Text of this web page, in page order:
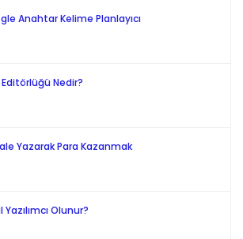
Anahtar Kelime Planlayıcı
Nedir?
Yazarak Para Kazanmak
Yazılımcı Olunur?